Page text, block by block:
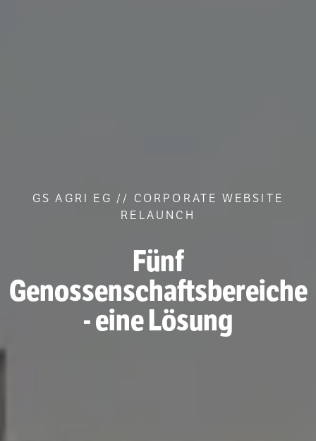
GS AGRI EG // CORPORATE WEBSITE
RELAUNCH
Fünf
Genossenschaftsbereiche
- eine Lösung